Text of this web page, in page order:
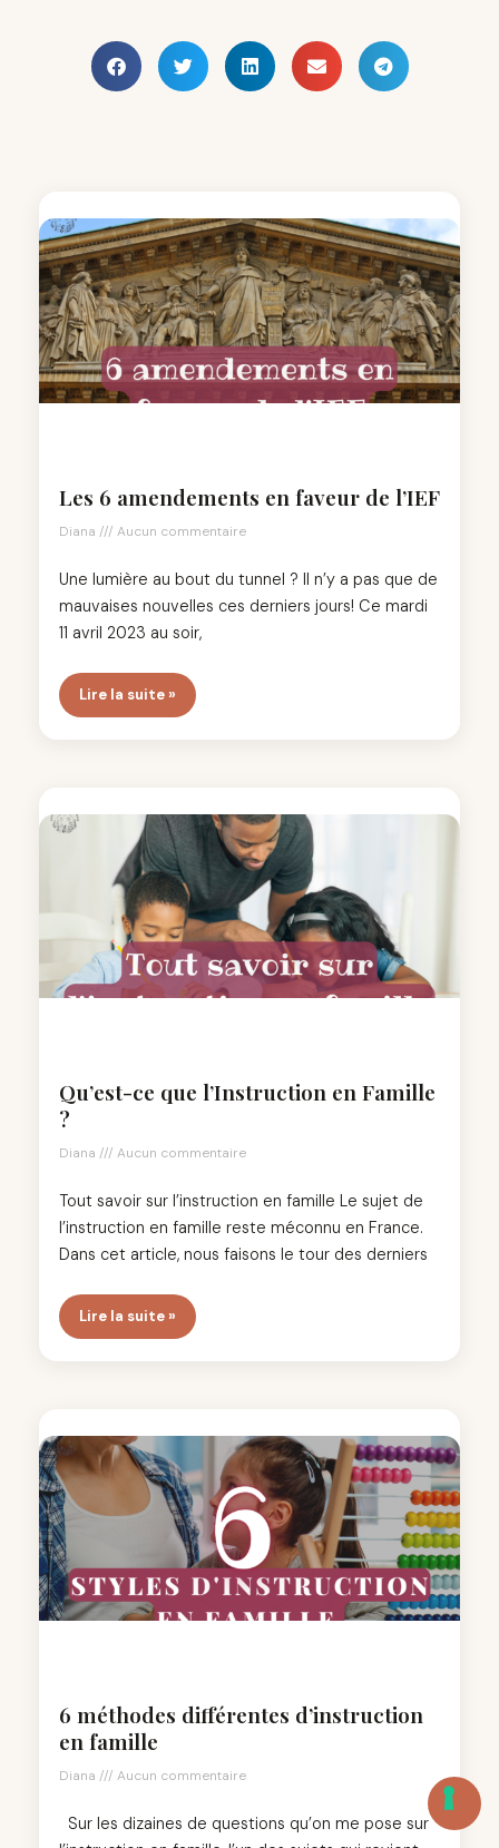
Les 6 amendements en faveur de l’IEF
Diana Aucun commentaire
Une lumière au bout du tunnel ? Il n’y a pas que de
mauvaises nouvelles ces derniers jours! Ce mardi
11 avril 2023 au soir,
Lire la suite »
Qu’est-ce que l’Instruction en Famille
?
Diana Aucun commentaire
Tout savoir sur l’instruction en famille Le sujet de
l’instruction en famille reste méconnu en France.
Dans cet article, nous faisons le tour des derniers
Lire la suite »
6 méthodes différentes d’instruction
en famille
Diana Aucun commentaire
Sur les dizaines de questions qu’on me pose sur